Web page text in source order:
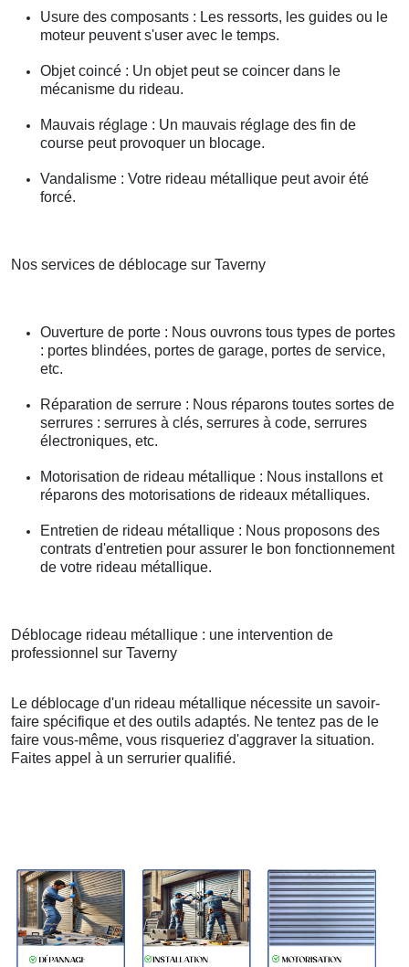
Usure des composants : Les ressorts, les guides ou le
moteur peuvent s'user avec le temps.
Objet coincé : Un objet peut se coincer dans le
mécanisme du rideau.
Mauvais réglage : Un mauvais réglage des fin de
course peut provoquer un blocage.
Vandalisme : Votre rideau métallique peut avoir été
forcé.
Nos services de déblocage sur Taverny
Ouverture de porte : Nous ouvrons tous types de portes
: portes blindées, portes de garage, portes de service,
etc.
Réparation de serrure : Nous réparons toutes sortes de
serrures : serrures à clés, serrures à code, serrures
électroniques, etc.
Motorisation de rideau métallique : Nous installons et
réparons des motorisations de rideaux métalliques.
Entretien de rideau métallique : Nous proposons des
contrats d'entretien pour assurer le bon fonctionnement
de votre rideau métallique.
Déblocage rideau métallique : une intervention de
professionnel sur Taverny
Le déblocage d'un rideau métallique nécessite un savoir-
faire spécifique et des outils adaptés. Ne tentez pas de le
faire vous-même, vous risqueriez d'aggraver la situation.
Faites appel à un serrurier qualifié.